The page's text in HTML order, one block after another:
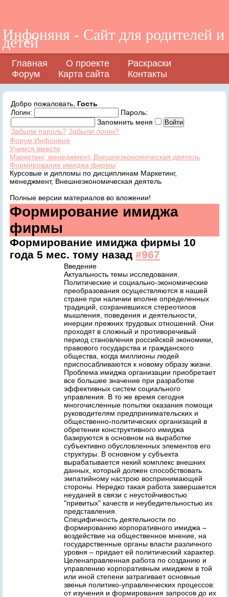
Инфоняня - Сайт для родителей и
детей
Главная О проекте
Раскраски
Форум
Карта сайта Контакты
Добро пожаловать, Гость
Логин:
Пароль:
Запомнить меня
Забыли пароль? Забыли логин?
Форум Инфоняня
Учимся вместе
Маркетинг, менеджмент, Внешнеэкономическая деятель
Формирование имиджа фирмы
Курсовые и дипломы по дисциплинам Маркетинг,
менеджмент, Внешнеэкономическая деятель
Полные версии материалов во вложении!
Формирование имиджа
фирмы
Формирование имиджа фирмы 10
года 5 мес. тому назад #967
Введение
Актуальность темы исследования.
Политические и социально-экономические
преобразования осуществляются в нашей
стране при наличии вполне определенных
традиций, сохранившихся стереотипов
мышления, поведения и деятельности,
инерции прежних трудовых отношений. Они
проходят в сложный и противоречивый
период становления российской экономики,
правового государства и гражданского
общества, когда миллионы людей
приспосабливаются к новому образу жизни.
Проблема имиджа организации приобретает
все большее значение при разработке
эффективных систем социального
управления. В то же время сегодня
многочисленные попытки оказания помощи
руководителям предпринимательских и
общественно-политических организаций в
обретении конструктивного имиджа
базируются в основном на выработке
субъективно обусловленных элементов его
структуры. В основном у субъекта
вырабатывается некий комплекс внешних
данных, который должен способствовать
эмпатийному настрою воспринимающей
стороны. Нередко такая работа завершается
неудачей в связи с неустойчивостью
"привитых" качеств и неубедительностью их
представления.
Специфичность деятельности по
формированию корпоративного имиджа –
воздействие на общественное мнение, на
государственные органы власти различного
уровня – придает ей политический характер.
Целенаправленная работа по созданию и
управлению корпоративным имиджем в той
или иной степени затрагивает основные
звенья политико-управленческих процессов:
от изучения и формирования запросов до их